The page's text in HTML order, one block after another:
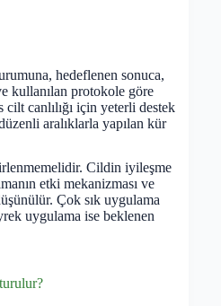
hedeflenen sonuca,
kullanılan protokole göre
cilt canlılığı için yeterli destek
aralıklarla yapılan kür
Cildin iyileşme
etki mekanizması ve
Çok sık uygulama
uygulama ise beklenen